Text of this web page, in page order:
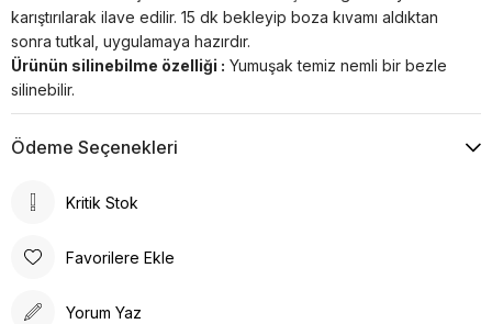
karıştırılarak ilave edilir. 15 dk bekleyip boza kıvamı aldıktan
sonra tutkal, uygulamaya hazırdır.
Ürünün silinebilme özelliği : Yumuşak temiz nemli bir bezle
silinebilir.
Ödeme Seçenekleri
Kritik Stok
Favorilere Ekle
Yorum Yaz